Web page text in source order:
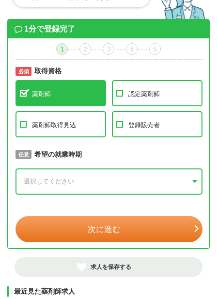
1分で登録完了
1 2 3 4 5
必須 取得資格
薬剤師 認定薬剤師
薬剤師取得見込 登録販売者
必須 取得予定年
任意 希望の就業時期
次に進む
求人を保存する
最近見た薬剤師求人